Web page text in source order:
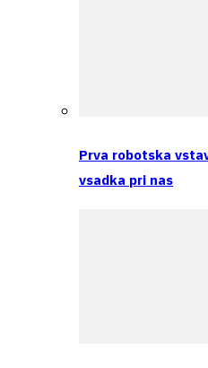
Prva robotska
vsadka pri nas